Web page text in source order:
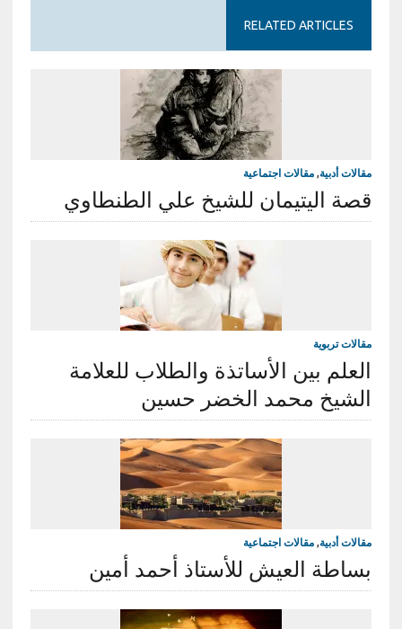
RELATED ARTICLES
مقالات أدبية, مقالات اجتماعية
قصة اليتيمان للشيخ علي الطنطاوي
مقالات تربوية
العلم بين الأساتذة والطلاب للعلامة
الشيخ محمد الخضر حسين
مقالات أدبية, مقالات اجتماعية
بساطة العيش للأستاذ أحمد أمين